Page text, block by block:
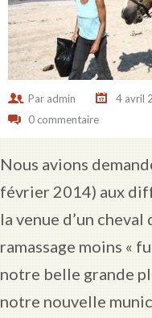
Par admin 4 avril
0 commentaire
Nous avions
février 2014) aux
la venue d’un
ramassage moins «
notre belle grande
notre nouvelle